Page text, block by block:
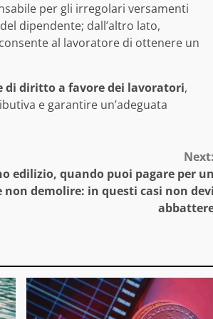
per gli irregolari versamenti
dipendente; dall’altro lato,
al lavoratore di ottenere un
diritto a favore dei lavoratori,
e garantire un’adeguata
Next:
edilizio, quando puoi pagare per un
non demolire: in questi casi non devi